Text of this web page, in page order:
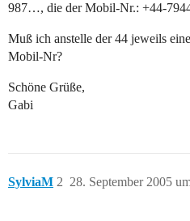
987…, die der Mobil-Nr.: +44-
Muß ich anstelle der 44 jeweils
Mobil-Nr?
Schöne Grüße,
Gabi
SylviaM 28. September 2005
2